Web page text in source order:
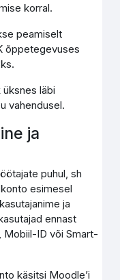
korral.
peamiselt
õppetegevuses
üksnes läbi
vahendusel.
ja
puhul, sh
esimesel
ja
ennast
Mobiil-ID või Smart-
käsitsi Moodle’i